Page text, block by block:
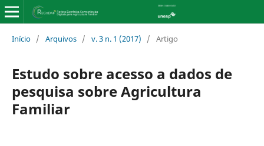
Início / Arquivos / v. 3 n. 1 (2017) / Artigo
Estudo sobre acesso a dados de
pesquisa sobre Agricultura
Familiar